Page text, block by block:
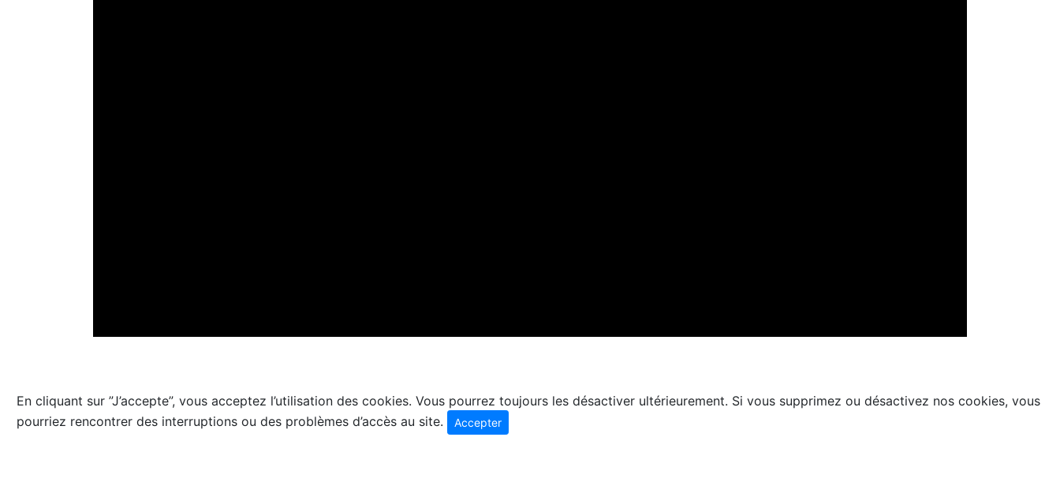
En cliquant sur ”J’accepte”, vous acceptez l’utilisation des cookies. Vous pourrez toujours les désactiver ultérieurement. Si vous supprimez ou désactivez nos cookies, vous
pourriez rencontrer des interruptions ou des problèmes d’accès au site.
Accepter